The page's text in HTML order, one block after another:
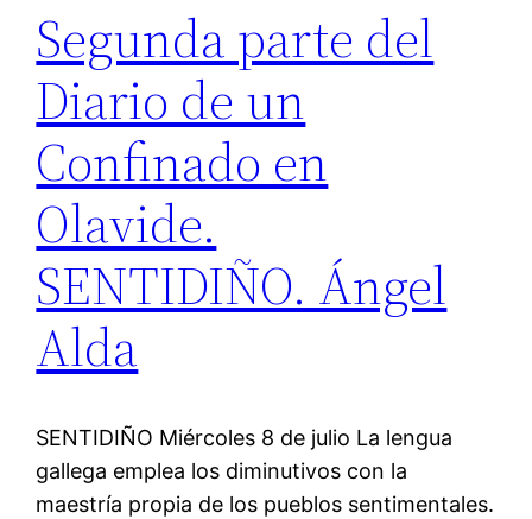
Segunda parte del
Diario de un
Confinado en
Olavide.
SENTIDIÑO. Ángel
Alda
SENTIDIÑO Miércoles 8 de julio La lengua
gallega emplea los diminutivos con la
maestría propia de los pueblos sentimentales.